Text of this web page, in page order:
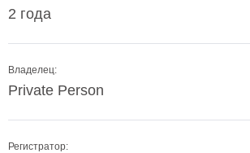
2 года
Владелец:
Private Person
Регистратор: